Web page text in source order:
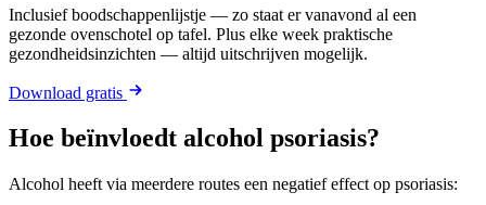
Inclusief boodschappenlijstje — zo staat er vanavond al een
gezonde ovenschotel op tafel. Plus elke week praktische
gezondheidsinzichten — altijd uitschrijven mogelijk.
Download gratis
Hoe beïnvloedt alcohol psoriasis?
Alcohol heeft via meerdere routes een negatief effect op psoriasis: